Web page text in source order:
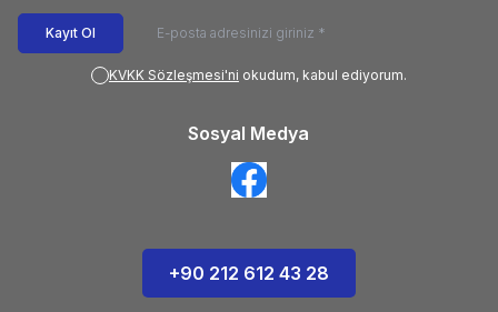
Kayıt Ol
KVKK Sözleşmesi'ni okudum, kabul ediyorum.
Sosyal Medya
+90 212 612 43 28